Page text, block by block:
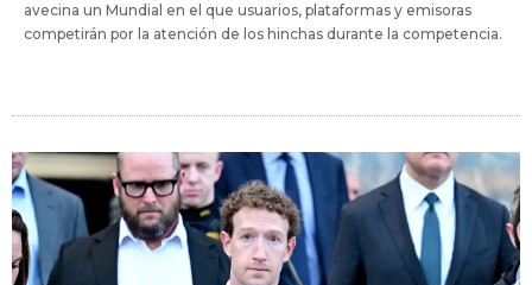
avecina un Mundial en el que usuarios, plataformas y emisoras
competirán por la atención de los hinchas durante la competencia.